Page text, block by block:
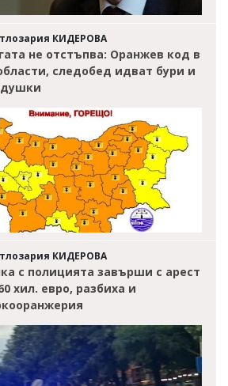
КИДЕРОВА
не отстъпва: Оранжев код в
следобед идват бури и
КИДЕРОВА
с полицията завърши с арест
хил. евро, разбиха и